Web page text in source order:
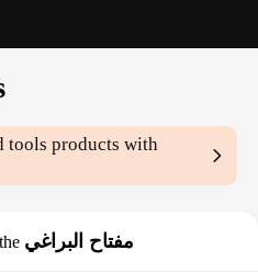
tools products with
مفتاح البراغي